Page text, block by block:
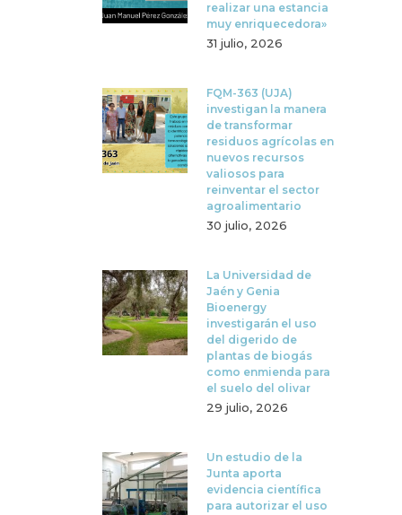
realizar una estancia
muy enriquecedora»
31 julio, 2026
FQM-363 (UJA)
investigan la manera
de transformar
residuos agrícolas en
nuevos recursos
valiosos para
reinventar el sector
agroalimentario
30 julio, 2026
La Universidad de
Jaén y Genia
Bioenergy
investigarán el uso
del digerido de
plantas de biogás
como enmienda para
el suelo del olivar
29 julio, 2026
Un estudio de la
Junta aporta
evidencia científica
para autorizar el uso